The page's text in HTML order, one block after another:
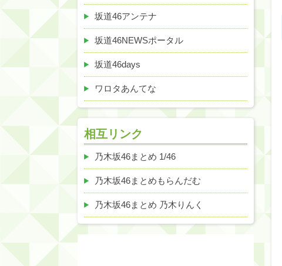
坂道46アンテナ
坂道46NEWSポータル
坂道46days
ワロタあんてな
相互リンク
乃木坂46まとめ 1/46
乃木坂46まとめもらんだむ
乃木坂46まとめ 乃木りんく